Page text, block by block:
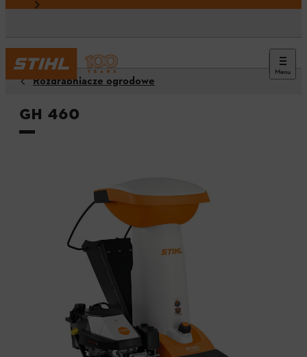
Menu
Rozdrabniacze ogrodowe
GH 460